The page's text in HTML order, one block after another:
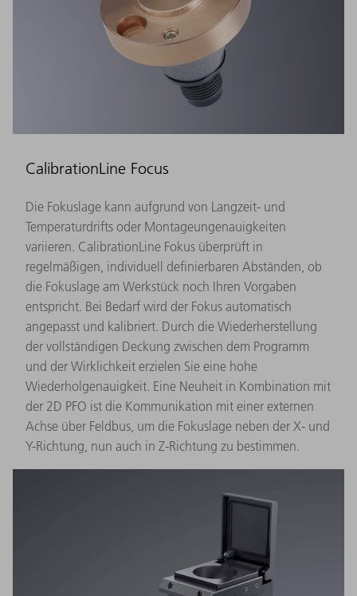
CalibrationLine Focus
Die Fokuslage kann aufgrund von Langzeit- und
Temperaturdrifts oder Montageungenauigkeiten
variieren. CalibrationLine Fokus überprüft in
regelmäßigen, individuell definierbaren Abständen, ob
die Fokuslage am Werkstück noch Ihren Vorgaben
entspricht. Bei Bedarf wird der Fokus automatisch
angepasst und kalibriert. Durch die Wiederherstellung
der vollständigen Deckung zwischen dem Programm
und der Wirklichkeit erzielen Sie eine hohe
Wiederholgenauigkeit. Eine Neuheit in Kombination mit
der 2D PFO ist die Kommunikation mit einer externen
Achse über Feldbus, um die Fokuslage neben der X- und
Y-Richtung, nun auch in Z-Richtung zu bestimmen.